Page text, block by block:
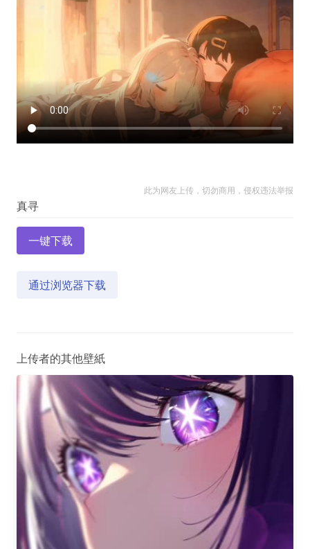
此为网友上传，切勿商用，侵权违法举报
一键下载
通过浏览器下载
上传者的其他壁紙